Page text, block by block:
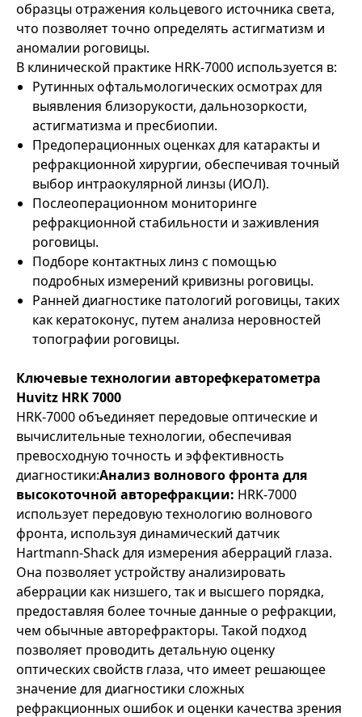
образцы отражения кольцевого источника света,
что позволяет точно определять астигматизм и
аномалии роговицы.
В клинической практике HRK-7000 используется в:
Рутинных офтальмологических осмотрах для
выявления близорукости, дальнозоркости,
астигматизма и пресбиопии.
Предоперационных оценках для катаракты и
рефракционной хирургии, обеспечивая точный
выбор интраокулярной линзы (ИОЛ).
Послеоперационном мониторинге
рефракционной стабильности и заживления
роговицы.
Подборе контактных линз с помощью
подробных измерений кривизны роговицы.
Ранней диагностике патологий роговицы, таких
как кератоконус, путем анализа неровностей
топографии роговицы.
Ключевые технологии авторефкератометра
Huvitz HRK 7000
HRK-7000 объединяет передовые оптические и
вычислительные технологии, обеспечивая
превосходную точность и эффективность
диагностики:Анализ волнового фронта для
высокоточной авторефракции: HRK-7000
использует передовую технологию волнового
фронта, используя динамический датчик
Hartmann-Shack для измерения аберраций глаза.
Она позволяет устройству анализировать
аберрации как низшего, так и высшего порядка,
предоставляя более точные данные о рефракции,
чем обычные авторефракторы. Такой подход
позволяет проводить детальную оценку
оптических свойств глаза, что имеет решающее
значение для диагностики сложных
рефракционных ошибок и оценки качества зрения